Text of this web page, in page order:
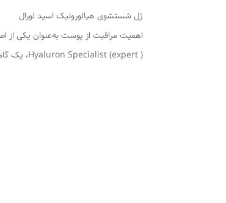
ژل شستشوی هیالورونیک اسید لورال
Hyaluron Specialist (expert )، یک گام موثر به سوی داشتن پوستی سالم، شاداب و آبرسانی شده است. در این مقاله، با ویژگی‌ها، مزایا و روش مصرف این محصول پرسشگر شما هستیم.